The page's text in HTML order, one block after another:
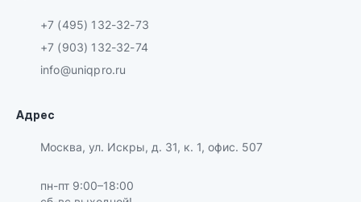
+7 (495) 132-32-73
+7 (903) 132-32-74
info@uniqpro.ru
Адрес
Москва, ул. Искры, д. 31, к. 1, офис. 507
пн-пт 9:00–18:00